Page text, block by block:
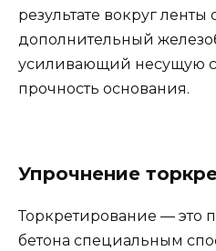
результате вокруг ленты
дополнительный
усиливающий несущую
прочность основания.
Упрочнение
Торкретирование — это
бетона специальным